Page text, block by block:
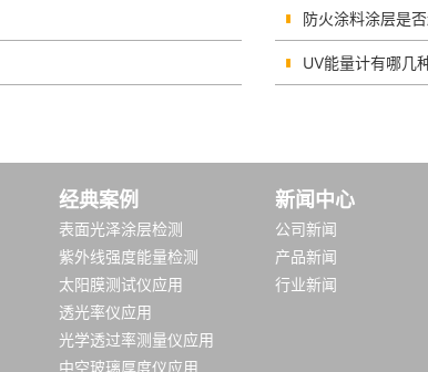
防火涂料涂层是否
UV能量计有哪几
经典案例
表面光泽涂层检测
紫外线强度能量检测
太阳膜测试仪应用
透光率仪应用
光学透过率测量仪应用
中空玻璃厚度仪应用
新闻中心
公司新闻
产品新闻
行业新闻